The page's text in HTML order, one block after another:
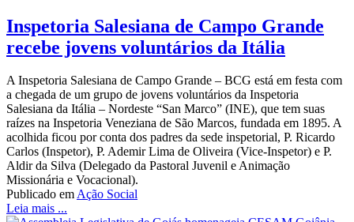
Inspetoria Salesiana de Campo Grande
recebe jovens voluntários da Itália
A Inspetoria Salesiana de Campo Grande – BCG está em festa com
a chegada de um grupo de jovens voluntários da Inspetoria
Salesiana da Itália – Nordeste “San Marco” (INE), que tem suas
raízes na Inspetoria Veneziana de São Marcos, fundada em 1895. A
acolhida ficou por conta dos padres da sede inspetorial, P. Ricardo
Carlos (Inspetor), P. Ademir Lima de Oliveira (Vice-Inspetor) e P.
Aldir da Silva (Delegado da Pastoral Juvenil e Animação
Missionária e Vocacional).
Publicado emAção Social
Leia mais ...